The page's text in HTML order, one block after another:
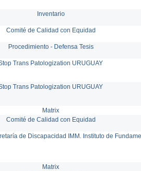
Inventario
Comité de Calidad con Equidad
Procedimiento - Defensa Tesis
Trans Patologization URUGUAY
Trans Patologization URUGUAY
Matrix
Comité de Calidad con Equidad
de Discapacidad IMM. Instituto de
Matrix